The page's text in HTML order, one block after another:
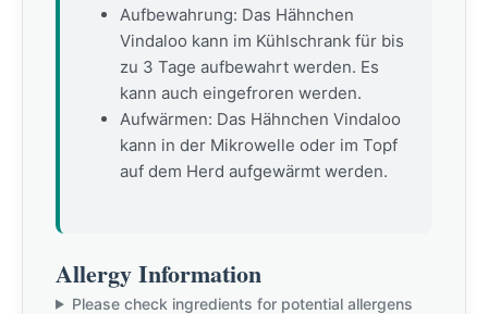
Aufbewahrung: Das Hähnchen
Vindaloo kann im Kühlschrank für bis
zu 3 Tage aufbewahrt werden. Es
kann auch eingefroren werden.
Aufwärmen: Das Hähnchen Vindaloo
kann in der Mikrowelle oder im Topf
auf dem Herd aufgewärmt werden.
Allergy Information
Please check ingredients for potential allergens